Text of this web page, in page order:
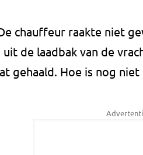
chauffeur raakte niet
de laadbak van de
gehaald. Hoe is nog niet